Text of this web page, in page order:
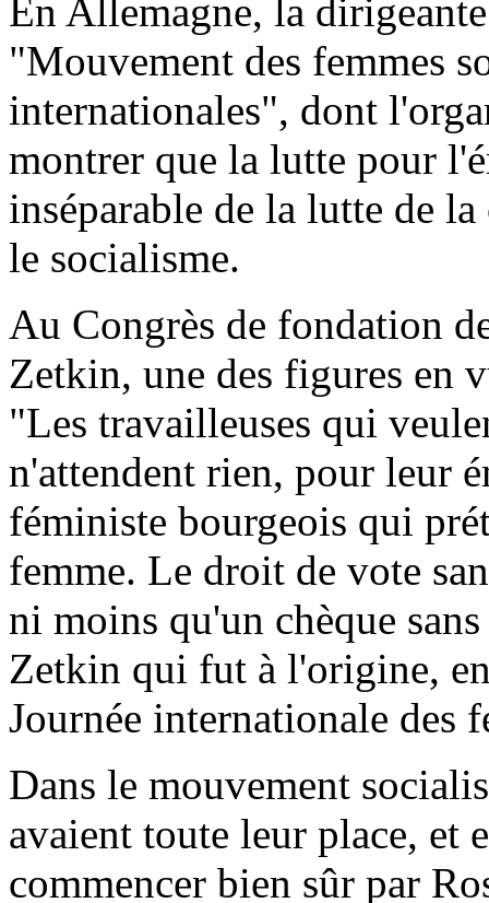
En Allemagne, la
"Mouvement des femmes
internationales", dont
montrer que la lutte pour
inséparable de la lutte de
le socialisme.
Au Congrès de fondation
Zetkin, une des figures en
"Les travailleuses qui
n'attendent rien, pour leur
féministe bourgeois qui
femme. Le droit de vote
ni moins qu'un chèque
Zetkin qui fut à l'origine,
Journée internationale des
Dans le mouvement
avaient toute leur place, et
commencer bien sûr par